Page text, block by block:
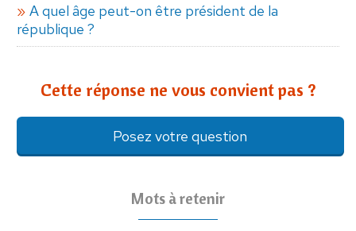
A quel âge peut-on être président de la
république ?
Cette réponse ne vous convient pas ?
Posez votre question
Mots à retenir